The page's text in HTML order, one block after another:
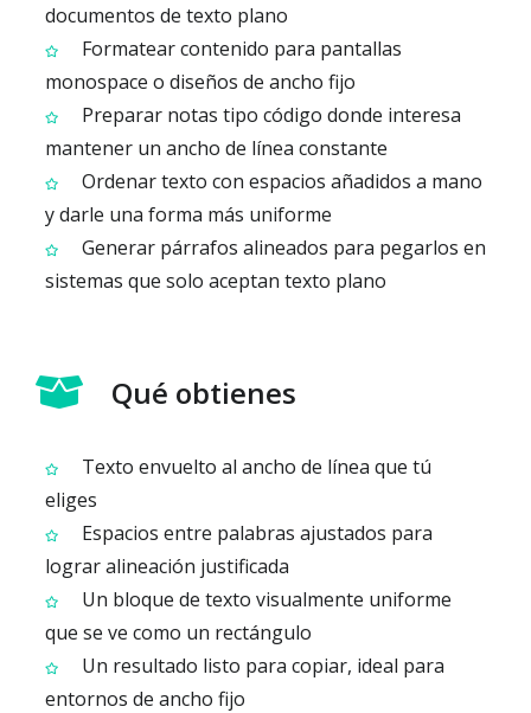
documentos de texto plano
Formatear contenido para pantallas
monospace o diseños de ancho fijo
Preparar notas tipo código donde interesa
mantener un ancho de línea constante
Ordenar texto con espacios añadidos a mano
y darle una forma más uniforme
Generar párrafos alineados para pegarlos en
sistemas que solo aceptan texto plano
Qué obtienes
Texto envuelto al ancho de línea que tú
eliges
Espacios entre palabras ajustados para
lograr alineación justificada
Un bloque de texto visualmente uniforme
que se ve como un rectángulo
Un resultado listo para copiar, ideal para
entornos de ancho fijo